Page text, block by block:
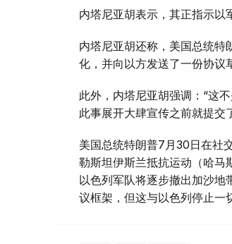
内塔尼亚胡表示，其正指示以
内塔尼亚胡还称，美国总统特
化，并向以方发送了一份协议
此外，内塔尼亚胡强调：“这
此事展开大肆宣传之前就提交
美国总统特朗普7月30日在社
勒斯坦伊斯兰抵抗运动（哈马
以色列军队将逐步撤出加沙地
议框架，但这与以色列停止一